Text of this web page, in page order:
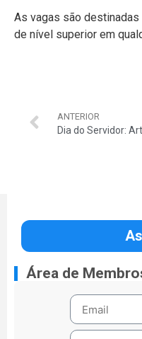
As vagas são
de nível superior em
ANTERIOR
Área de